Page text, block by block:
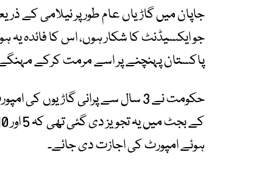
جاپان میں گاڑیاں عام طور پر نیلامی کے
جو ایکسیڈنٹ کا شکار ہوں، اس کا فائدہ یہ
پاکستان پہنچنے پر اسے مرمت کرکے
حکومت نے 3 سال سے پرانی گاڑیوں
ہوئے امپورٹ کی اجازت دی جائے۔